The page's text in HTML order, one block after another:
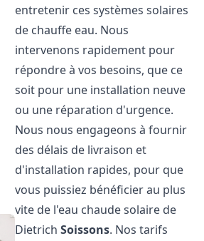
entretenir ces systèmes solaires
de chauffe eau. Nous
intervenons rapidement pour
répondre à vos besoins, que ce
soit pour une installation neuve
ou une réparation d'urgence.
Nous nous engageons à fournir
des délais de livraison et
d'installation rapides, pour que
vous puissiez bénéficier au plus
vite de l'eau chaude solaire de
DietrichSoissons. Nos tarifs